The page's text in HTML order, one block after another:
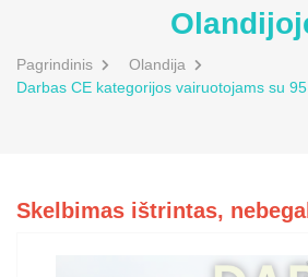
Pagrindinis
Olandija
Darbas CE kategorijos vairuotojams su
Skelbimas ištrintas,